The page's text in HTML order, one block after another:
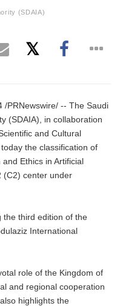
(SDAIA)
/PRNewswire/ -- The Saudi
(SDAIA), in collaboration
and Cultural
the classification of
Ethics in Artificial
(C2) center under
the third edition of the
International
role of the Kingdom of
and regional cooperation
highlights the